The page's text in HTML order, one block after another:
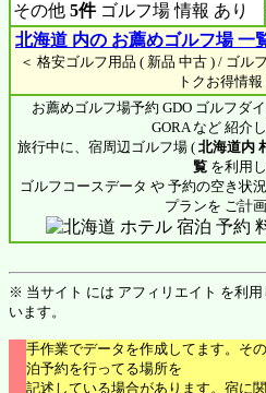
その他 5件ゴルフ場 情報 あり
北海道 内の お薦めゴルフ場 一
＜ 格安ゴルフ用品 ( 新品 中古 ) / ゴル
トクお得情報
お薦めゴルフ場予約 GDO ゴルフダ
GORA など 紹介
旅行中に、宿周辺ゴルフ場 ( 北海道内
覧 を利用し
ゴルフコースデータ や 予約の空き状
プランを ご計画
※ 当サイト には アフィリエイト を利用
います。
手作業でデータを作成してます。そ
泊予約を行ってる場所を
記述している場合があります。宿に